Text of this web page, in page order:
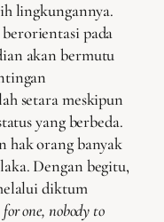
lingkungannya.
pada
akan bermutu
setara meskipun
yang berbeda.
hak orang banyak
Dengan begitu,
diktum
one, nobody to